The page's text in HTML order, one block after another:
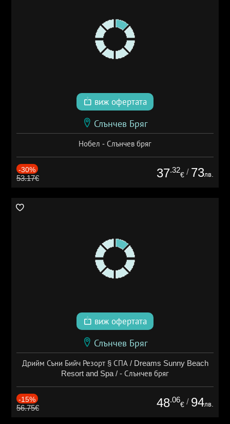
виж офертата
Слънчев Бряг
Нобел - Слънчев бряг
-30%
53.17€ 37.32
€ / 73лв.
виж офертата
Слънчев Бряг
Дрийм Съни Бийч Резорт § СПА / Dreams Sunny Beach
Resort and Spa / - Слънчев бряг
-15%
56.75€ 48.06
€ / 94лв.